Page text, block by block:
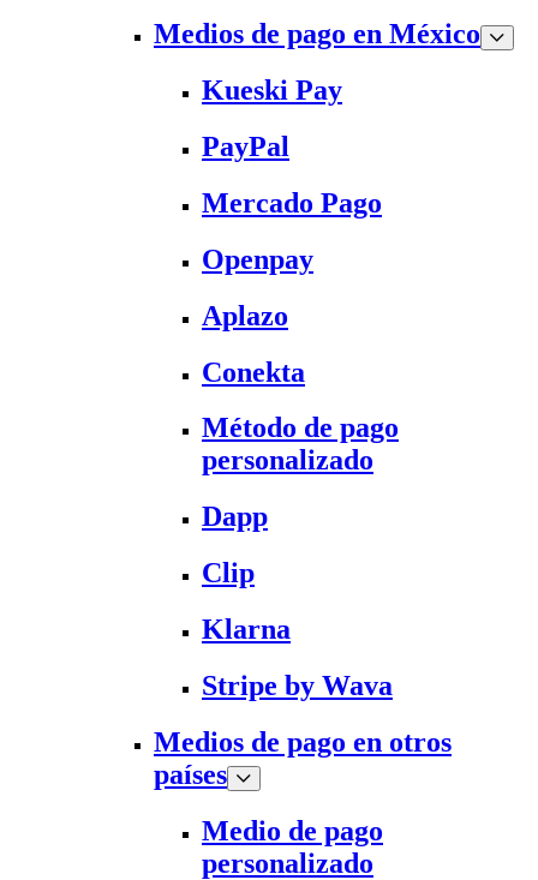
Medios de pago en México
Kueski Pay
PayPal
Mercado Pago
Openpay
Aplazo
Conekta
Método de pago
personalizado
Dapp
Clip
Klarna
Stripe by Wava
Medios de pago en otros
países
Medio de pago
personalizado